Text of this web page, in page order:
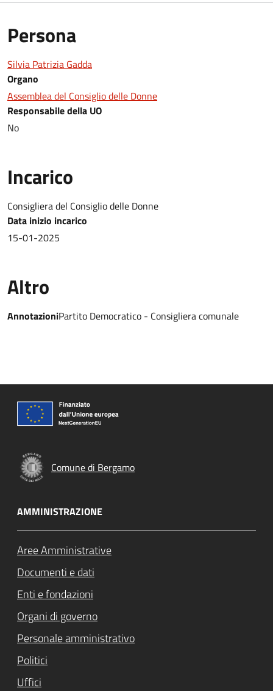
Persona
Silvia Patrizia Gadda
Organo
Assemblea del Consiglio delle Donne
Responsabile della UO
No
Incarico
Consigliera del Consiglio delle Donne
Data inizio incarico
15-01-2025
Altro
AnnotazioniPartito Democratico - Consigliera comunale
Comune di Bergamo
AMMINISTRAZIONE
Aree Amministrative
Documenti e dati
Enti e fondazioni
Organi di governo
Personale amministrativo
Politici
Uffici